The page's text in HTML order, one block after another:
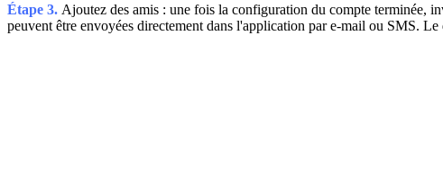
Étape 3. Ajoutez des amis : une fois la configuration du compte terminée,
peuvent être envoyées directement dans l'application par e-mail ou SMS.